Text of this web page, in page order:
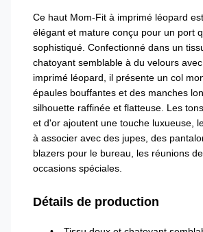
Ce haut Mom-Fit à imprimé léopard
élégant et mature conçu pour un port
sophistiqué. Confectionné dans un
chatoyant semblable à du velours
imprimé léopard, il présente un col
épaules bouffantes et des manches
silhouette raffinée et flatteuse. Les
et d'or ajoutent une touche luxueuse,
à associer avec des jupes, des
blazers pour le bureau, les réunions
occasions spéciales.
Détails de production